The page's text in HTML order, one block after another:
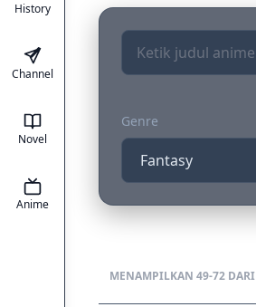
History
Channel
Novel
Anime
Genre
MENAMPILKAN 49-72